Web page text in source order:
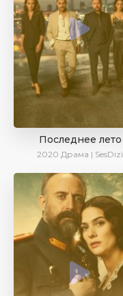
Последнее лето
2020 Драма | SesDizi